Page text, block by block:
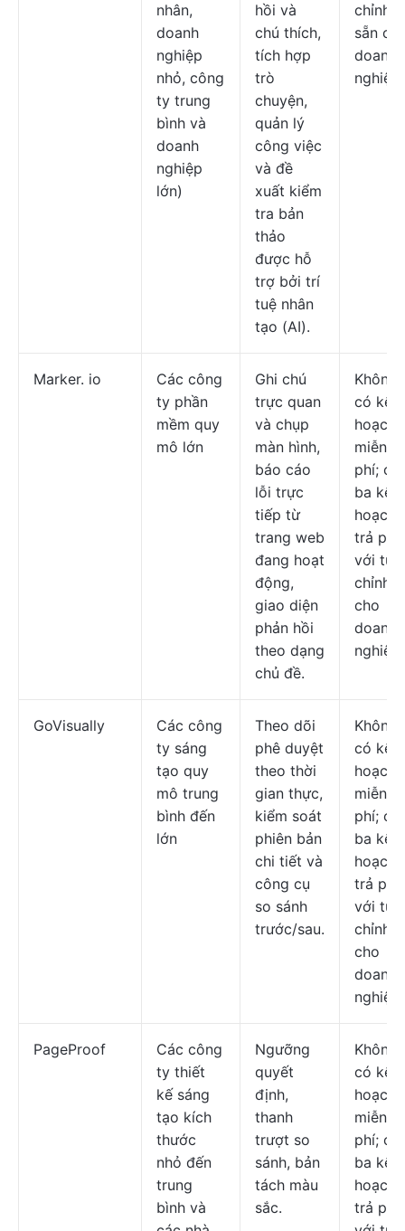
nhân,
doanh
nghiệp
nhỏ, công
ty trung
bình và
doanh
nghiệp
lớn)
hồi và
chú thích,
tích hợp
trò
chuyện,
quản lý
công việc
và đề
xuất kiểm
tra bản
thảo
được hỗ
trợ bởi trí
tuệ nhân
tạo (AI).
chỉnh
sẵn
doanh
nghiệp.
Marker. io
Các công
ty phần
mềm quy
mô lớn
Ghi chú
trực quan
và chụp
màn hình,
báo cáo
lỗi trực
tiếp từ
trang web
đang hoạt
động,
giao diện
phản hồi
theo dạng
chủ đề.
Không
có kế
hoạch
miễn
phí; có
ba kế
hoạch
trả phí
với tùy
chỉnh
cho
doanh
nghiệp.
GoVisually
Các công
ty sáng
tạo quy
mô trung
bình đến
lớn
Theo dõi
phê duyệt
theo thời
gian thực,
kiểm soát
phiên bản
chi tiết và
công cụ
so sánh
trước/sau.
Không
có kế
hoạch
miễn
phí; có
ba kế
hoạch
trả phí
với tùy
chỉnh
cho
doanh
nghiệp.
PageProof
Các công
ty thiết
kế sáng
tạo kích
thước
nhỏ đến
trung
bình và
Ngưỡng
quyết
định,
thanh
trượt so
sánh, bản
tách màu
sắc.
Không
có kế
hoạch
miễn
phí; có
ba kế
hoạch
trả phí